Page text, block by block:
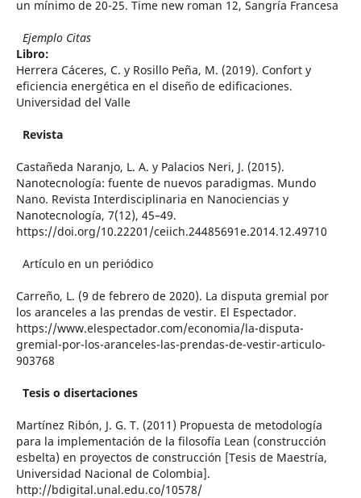
un mínimo de 20-25. Time new roman 12, Sangría Francesa
Ejemplo Citas
Libro:
Herrera Cáceres, C. y Rosillo Peña, M. (2019). Confort y
eficiencia energética en el diseño de edificaciones.
Universidad del Valle
Revista
Castañeda Naranjo, L. A. y Palacios Neri, J. (2015).
Nanotecnología: fuente de nuevos paradigmas. Mundo
Nano. Revista Interdisciplinaria en Nanociencias y
Nanotecnología, 7(12), 45–49.
https://doi.org/10.22201/ceiich.24485691e.2014.12.49710
Artículo en un periódico
Carreño, L. (9 de febrero de 2020). La disputa gremial por
los aranceles a las prendas de vestir. El Espectador.
https://www.elespectador.com/economia/la-disputa-
gremial-por-los-aranceles-las-prendas-de-vestir-articulo-
903768
Tesis o disertaciones
Martínez Ribón, J. G. T. (2011) Propuesta de metodología
para la implementación de la filosofía Lean (construcción
esbelta) en proyectos de construcción [Tesis de Maestría,
Universidad Nacional de Colombia].
http://bdigital.unal.edu.co/10578/